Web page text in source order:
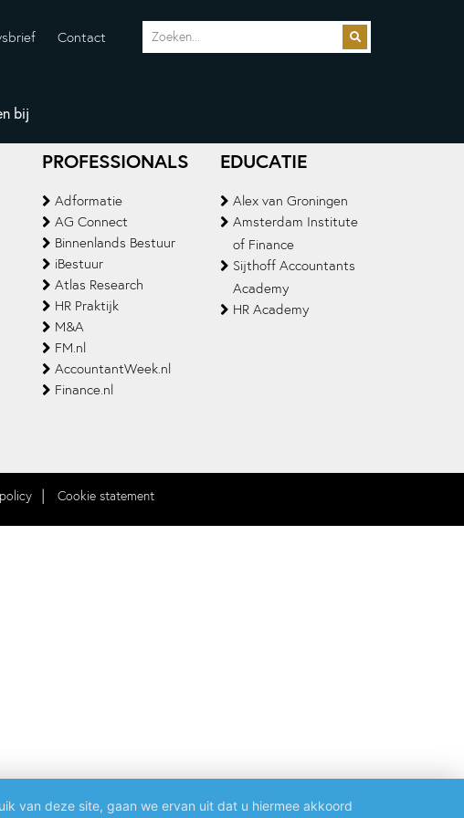
Contact
bij
PROFESSIONALS
Adformatie
AG Connect
Binnenlands Bestuur
iBestuur
Atlas Research
HR Praktijk
M&A
FM.nl
AccountantWeek.nl
Finance.nl
EDUCATIE
Alex van Groningen
Amsterdam Institute
of Finance
Sijthoff Accountants
Academy
HR Academy
Cookie statement
van deze site, gaan we ervan uit dat u hiermee akkoord